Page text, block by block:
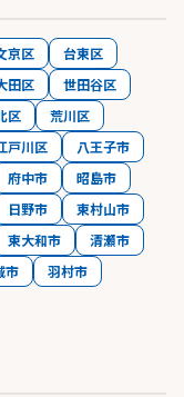
京区
台東区
田区
世田谷区
区
荒川区
戸川区
八王子市
府中市
昭島市
日野市
東村山市
東大和市
清瀬市
市
羽村市